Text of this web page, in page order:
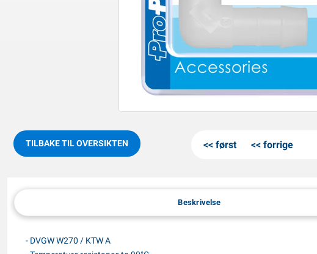
TILBAKE TIL OVERSIKTEN først forrige
Beskrivelse
- DVGW W270 / KTW A